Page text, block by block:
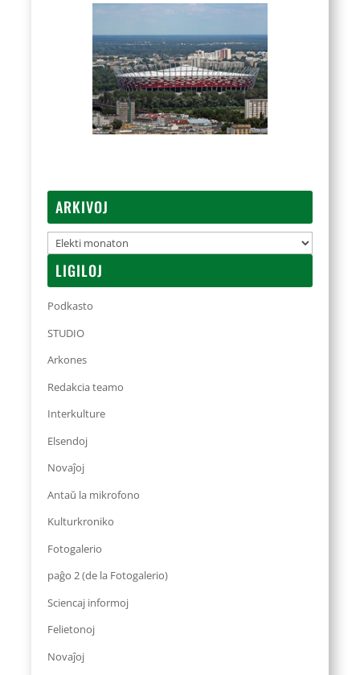
ARKIVOJ
Arkivoj
LIGILOJ
Podkasto
STUDIO
Arkones
Redakcia teamo
Interkulture
Elsendoj
Novaĵoj
Antaŭ la mikrofono
Kulturkroniko
Fotogalerio
paĝo 2 (de la Fotogalerio)
Sciencaj informoj
Felietonoj
Novaĵoj